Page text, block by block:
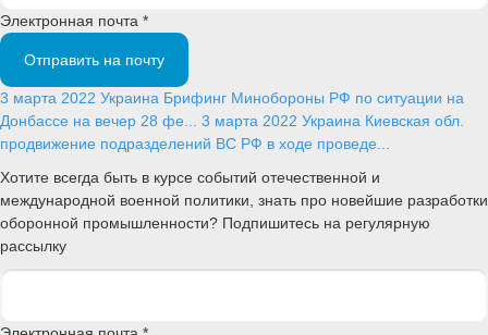
Электронная почта *
Отправить на почту
3 марта 2022 Украина Брифинг Минобороны РФ по ситуации на
Донбассе на вечер 28 фе... 3 марта 2022 Украина Киевская обл.
продвижение подразделений ВС РФ в ходе проведе...
Хотите всегда быть в курсе событий отечественной и
международной военной политики, знать про новейшие разработки
оборонной промышленности? Подпишитесь на регулярную
рассылку